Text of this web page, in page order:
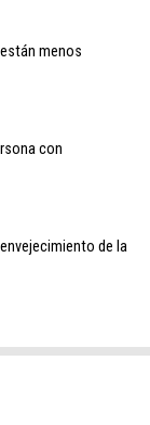
menos
con
de la